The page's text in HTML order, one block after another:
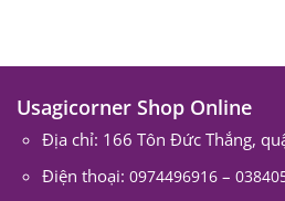
Usagicorner Shop Online
Địa chỉ: 166 Tôn Đức Thắng,
Điện thoại: 0974496916 –